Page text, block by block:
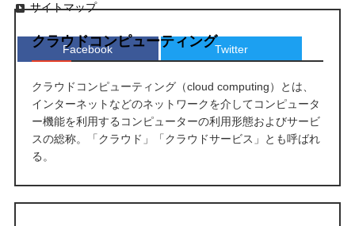
サイトマップ
Facebook Twitter
クラウドコンピューティング
クラウドコンピューティング（cloud computing）とは、
インターネットなどのネットワークを介してコンピュータ
ー機能を利用するコンピューターの利用形態およびサービ
スの総称。「クラウド」「クラウドサービス」とも呼ばれ
る。